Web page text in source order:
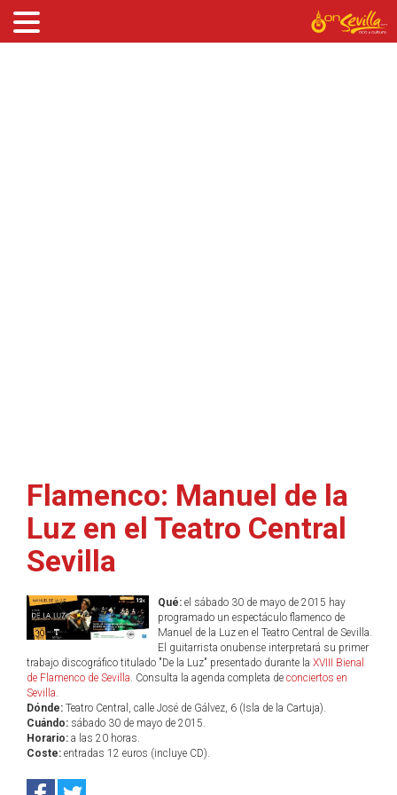
Flamenco: Manuel de la
Luz en el Teatro Central
Sevilla
Qué:el sábado 30 de mayo de 2015 hay
programado un espectáculo flamenco de
Manuel de la Luz en el Teatro Central de Sevilla.
El guitarrista onubense interpretará su primer
trabajo discográfico titulado "De la Luz" presentado durante la XVIII Bienal
de Flamenco de Sevilla. Consulta la agenda completa de conciertos en
Sevilla.
Dónde: Teatro Central, calle José de Gálvez, 6 (Isla de la Cartuja).
Cuándo: sábado 30 de mayo de 2015.
Horario: a las 20 horas.
Coste: entradas 12 euros (incluye CD).